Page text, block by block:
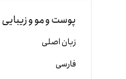
پوست و مو و زیبایی
زبان اصلی
فارسی